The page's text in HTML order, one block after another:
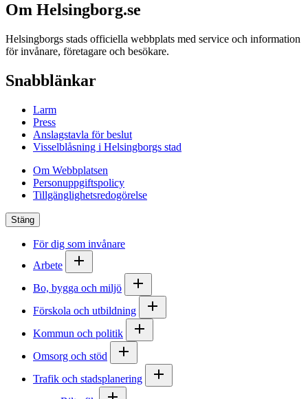
Om Helsingborg.se
Helsingborgs stads officiella webbplats med service och information
för invånare, företagare och besökare.
Snabblänkar
Larm
Press
Anslagstavla för beslut
Visselblåsning i Helsingborgs stad
Om Webbplatsen
Personuppgiftspolicy
Tillgänglighetsredogörelse
Stäng
För dig som invånare
Arbete
Bo, bygga och miljö
Förskola och utbildning
Kommun och politik
Omsorg och stöd
Trafik och stadsplanering